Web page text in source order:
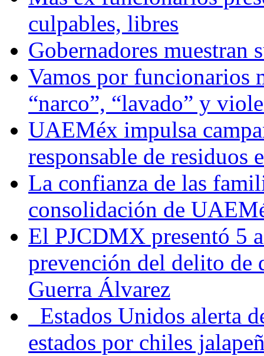
culpables, libres
Gobernadores muestran
Vamos por funcionarios
“narco”, “lavado” y
UAEMéx impulsa
responsable de residuos
La confianza de las
consolidación de
El PJCDMX presentó 5
prevención del delito de
Guerra Álvarez
Estados Unidos alerta
estados por chiles